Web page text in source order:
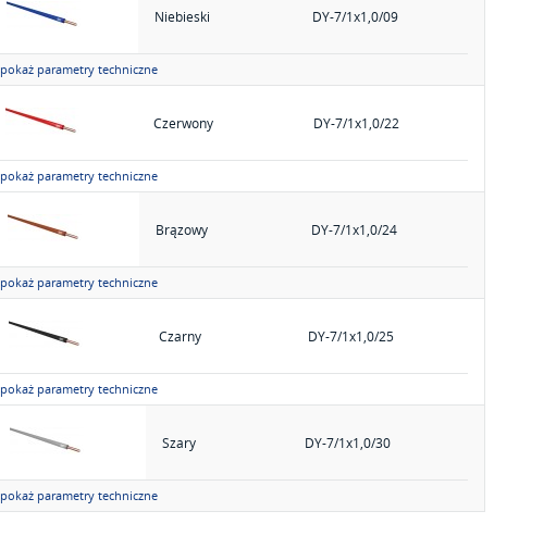
Niebieski DY-7/1x1,0/09
pokaż parametry techniczne
Czerwony DY-7/1x1,0/22
pokaż parametry techniczne
Brązowy DY-7/1x1,0/24
pokaż parametry techniczne
Czarny DY-7/1x1,0/25
pokaż parametry techniczne
Szary DY-7/1x1,0/30
pokaż parametry techniczne